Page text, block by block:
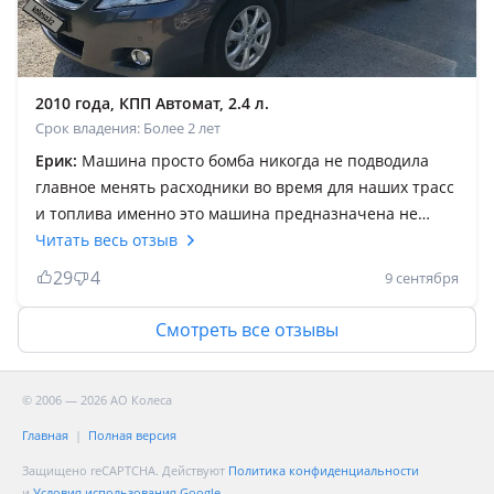
асиресе кыста карга турып калсан газ берип кинамау
керек 3.5 ти
2010 года, КПП Автомат, 2.4 л.
Срок владения: Более 2 лет
Ерик: Машина просто бомба никогда не подводила
главное менять расходники во время для наших трасс
и топлива именно это машина предназначена не
капризная в езде запчасти не дорогие находишь без
проблем. Короче говоря берите Камри не
ПРОГОДАЕШЬ. Лично моё мнение Камри это король
трассы меня полностью удовлетворяет это машина.
Обесшумка супер метал прочный ходовая крепкая я
ездил визде без проблем проходит любую дорогу так
что советую тем кто ещё не ездил на этой машине
Читать весь отзыв
29 4 9 сентября
Смотреть все отзывы
© 2006 — 2026 АО Колеса
Главная Полная версия
Защищено reCAPTCHA. Действуют Политика конфиденциальности